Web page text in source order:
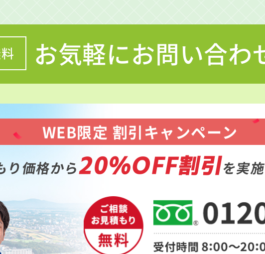
お気軽にお問い合わ
WEB限定 割引キャンペーン
り価格から20%OFF割引を実